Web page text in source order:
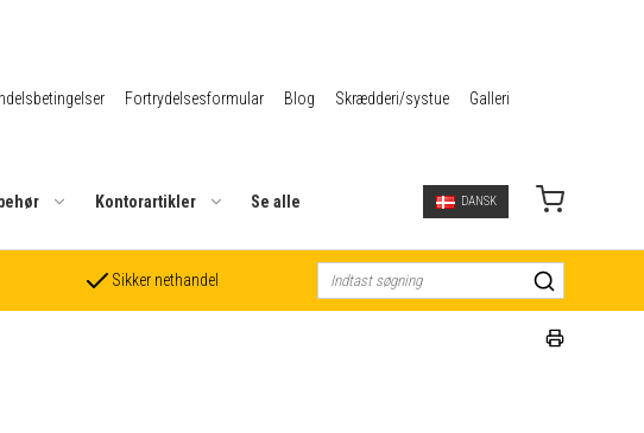
Fortrydelsesformular Blog Skrædderi/systue
Galleri
Kontorartikler Se alle DANSK
Sikker nethandel